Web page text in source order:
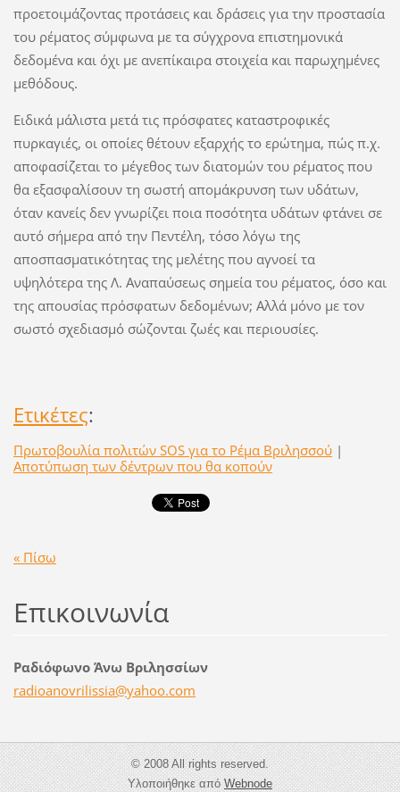
προετοιμάζοντας προτάσεις και δράσεις για την προστασία
του ρέματος σύμφωνα με τα σύγχρονα επιστημονικά
δεδομένα και όχι με ανεπίκαιρα στοιχεία και παρωχημένες
μεθόδους.
Ειδικά μάλιστα μετά τις πρόσφατες καταστροφικές
πυρκαγιές, οι οποίες θέτουν εξαρχής το ερώτημα, πώς π.χ.
αποφασίζεται το μέγεθος των διατομών του ρέματος που
θα εξασφαλίσουν τη σωστή απομάκρυνση των υδάτων,
όταν κανείς δεν γνωρίζει ποια ποσότητα υδάτων φτάνει σε
αυτό σήμερα από την Πεντέλη, τόσο λόγω της
αποσπασματικότητας της μελέτης που αγνοεί τα
υψηλότερα της Λ. Αναπαύσεως σημεία του ρέματος, όσο και
της απουσίας πρόσφατων δεδομένων; Αλλά μόνο με τον
σωστό σχεδιασμό σώζονται ζωές και περιουσίες.
Ετικέτες:
Πρωτοβουλία πολιτών SOS για το Ρέμα Βριλησσού |
Aποτύπωση των δέντρων που θα κοπούν
« Πίσω
Επικοινωνία
Ραδιόφωνο Άνω Βριλησσίων
radioanovrilissia@yahoo.com
© 2008 All rights reserved.
Υλοποιήθηκε απόWebnode